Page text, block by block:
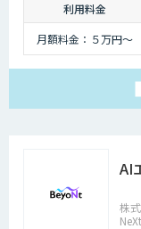
利用料金
月額料金：５万円〜
AI
株
NeXt